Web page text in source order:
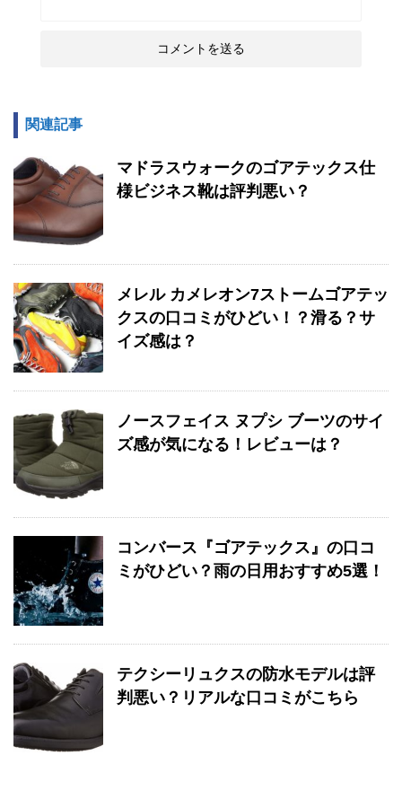
関連記事
マドラスウォークのゴアテックス仕
様ビジネス靴は評判悪い？
メレル カメレオン7ストームゴアテッ
クスの口コミがひどい！？滑る？サ
イズ感は？
ノースフェイス ヌプシ ブーツのサイ
ズ感が気になる！レビューは？
コンバース『ゴアテックス』の口コ
ミがひどい？雨の日用おすすめ5選！
テクシーリュクスの防水モデルは評
判悪い？リアルな口コミがこちら